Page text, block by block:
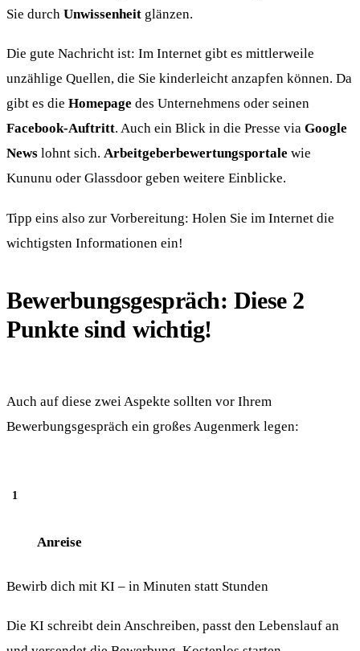
Sie durch Unwissenheit glänzen.
Die gute Nachricht ist: Im Internet gibt es mittlerweile
unzählige Quellen, die Sie kinderleicht anzapfen können. Da
gibt es die Homepage des Unternehmens oder seinen
Facebook-Auftritt. Auch ein Blick in die Presse via Google
News lohnt sich. Arbeitgeberbewertungsportale wie
Kununu oder Glassdoor geben weitere Einblicke.
Tipp eins also zur Vorbereitung: Holen Sie im Internet die
wichtigsten Informationen ein!
Bewerbungsgespräch: Diese 2
Punkte sind wichtig!
Auch auf diese zwei Aspekte sollten vor Ihrem
Bewerbungsgespräch ein großes Augenmerk legen:
Anreise
Bewirb dich mit KI – in Minuten statt Stunden
Die KI schreibt dein Anschreiben, passt den Lebenslauf an